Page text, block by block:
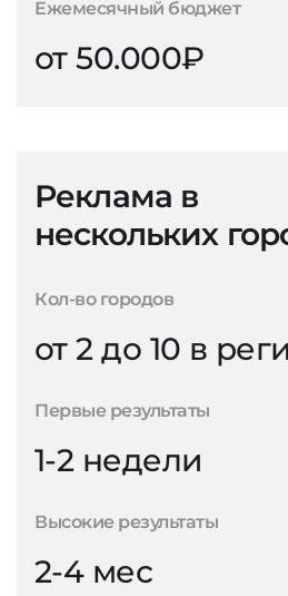
Ежемесячный бюджет
от 50.000₽
Реклама в
нескольких
Кол-во городов
от 2 до 10 в
Первые результаты
1-2 недели
Высокие результаты
2-4 мес